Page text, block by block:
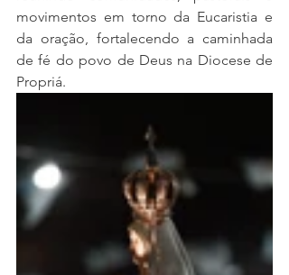
movimentos em torno da Eucaristia e
da oração, fortalecendo a caminhada
de fé do povo de Deus na Diocese de
Propriá.